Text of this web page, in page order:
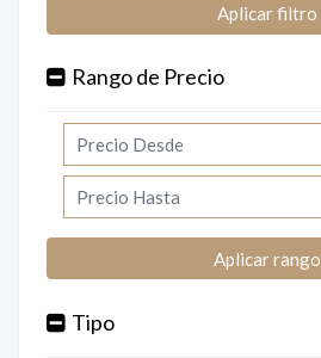
Aplicar filtro
Rango de Precio
Aplicar rango
Tipo